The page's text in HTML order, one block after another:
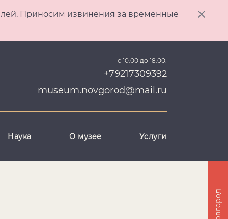
Приносим извинения за временные
с 10.00 до 18.00.
+79217309392
museum.novgorod@mail.ru
Наука О музее Услуги